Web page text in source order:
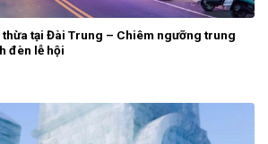
tại Đài Trung – Chiêm ngưỡng trung
đèn lễ hội